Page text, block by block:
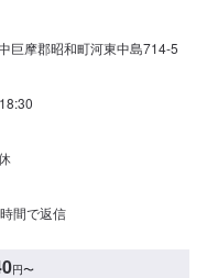
巨摩郡昭和町河東中島714-5
間で返信
円〜